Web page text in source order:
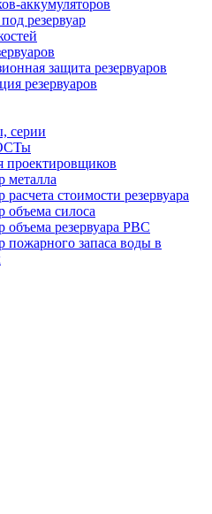
аккумуляторов
резервуар
защита резервуаров
резервуаров
серии
проектировщиков
металла
расчета стоимости резервуара
объема силоса
объема резервуара РВС
пожарного запаса воды в